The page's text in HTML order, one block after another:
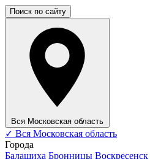
Поиск по сайту
Вся Московская область
✓ Вся Московская область
Города
Балашиха Бронницы Воскресенск